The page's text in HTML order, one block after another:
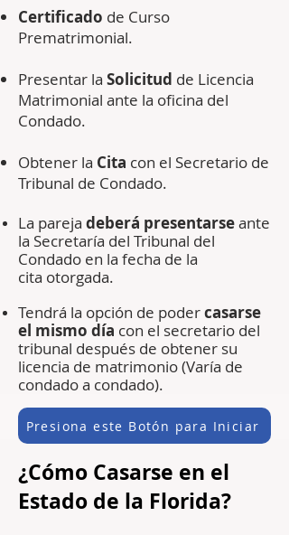
Certificado de Curso
Prematrimonial.
Presentar la Solicitud de Licencia
Matrimonial ante la oficina del
Condado.
Obtener la Cita con el Secretario de
Tribunal de Condado.
La pareja deberá presentarseante
la Secretaría del Tribunal del
Condado en la fecha de la
cita otorgada.
Tendrá la opción de podercasarse
el mismo día con el secretario del
tribunal después de obtener su
licencia de matrimonio (Varía de
condado a condado).
¿Cómo Casarse en el
Estado de la Florida?
Presiona este Botón para Iniciar